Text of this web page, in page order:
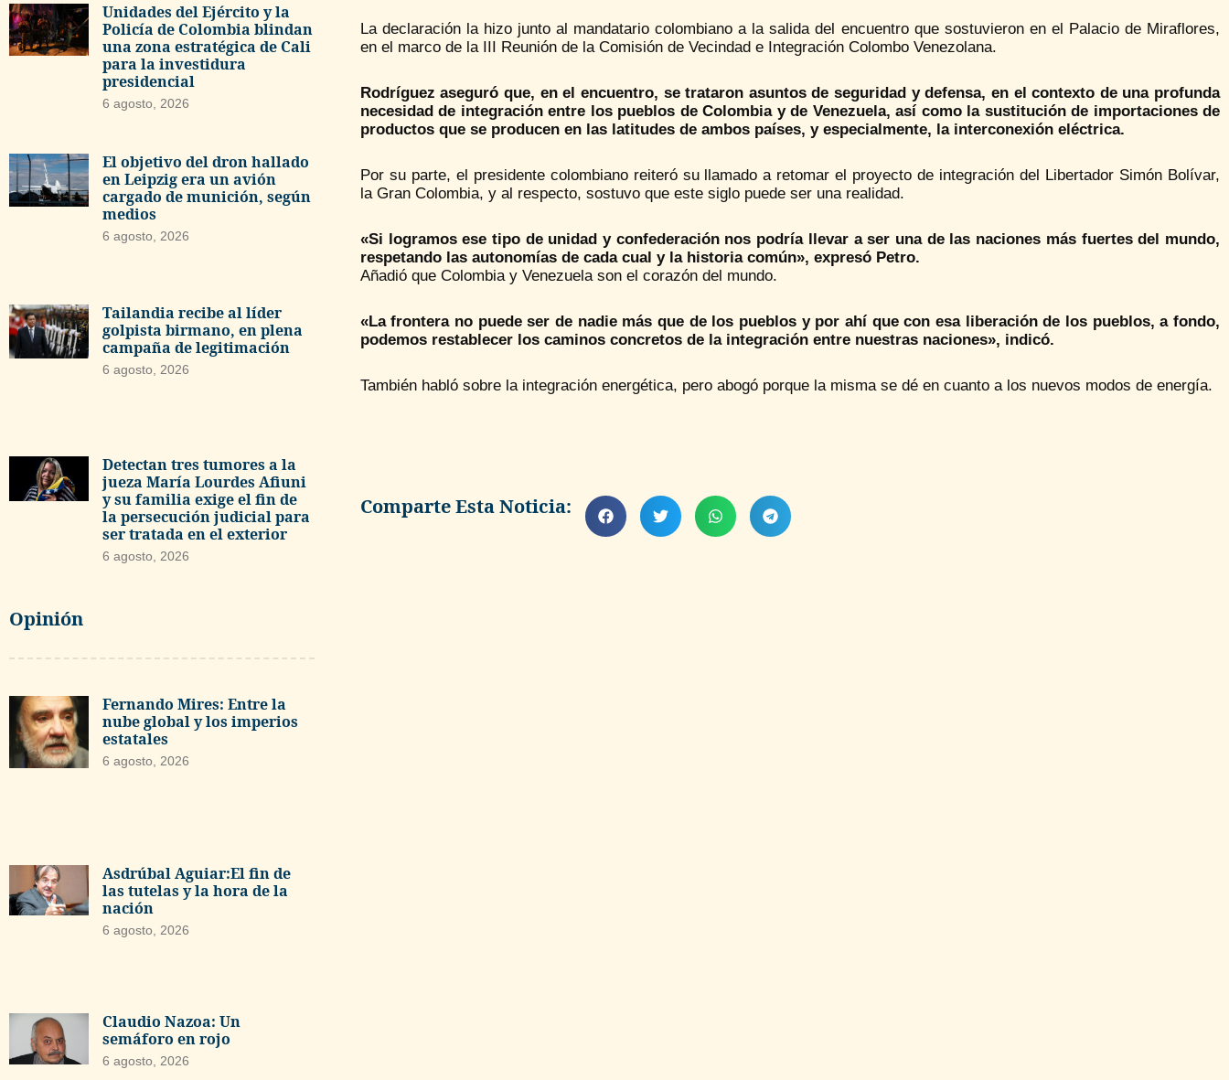
Unidades del Ejército y la
Policía de Colombia blindan
una zona estratégica de Cali
para la investidura
presidencial
6 agosto, 2026
El objetivo del dron hallado
en Leipzig era un avión
cargado de munición, según
medios
6 agosto, 2026
Tailandia recibe al líder
golpista birmano, en plena
campaña de legitimación
6 agosto, 2026
Detectan tres tumores a la
jueza María Lourdes Afiuni
y su familia exige el fin de
la persecución judicial para
ser tratada en el exterior
6 agosto, 2026
Opinión
Fernando Mires: Entre la
nube global y los imperios
estatales
6 agosto, 2026
Asdrúbal Aguiar:El fin de
las tutelas y la hora de la
nación
6 agosto, 2026
Claudio Nazoa: Un
semáforo en rojo
6 agosto, 2026
La declaración la hizo junto al mandatario colombiano a la salida del encuentro que sostuvieron en el Palacio de Miraflores,
en el marco de la III Reunión de la Comisión de Vecindad e Integración Colombo Venezolana.
Rodríguez aseguró que, en el encuentro, se trataron asuntos de seguridad y defensa, en el contexto de una profunda
necesidad de integración entre los pueblos de Colombia y de Venezuela, así como la sustitución de importaciones de
productos que se producen en las latitudes de ambos países, y especialmente, la interconexión eléctrica.
Por su parte, el presidente colombiano reiteró su llamado a retomar el proyecto de integración del Libertador Simón Bolívar,
la Gran Colombia, y al respecto, sostuvo que este siglo puede ser una realidad.
«Si logramos ese tipo de unidad y confederación nos podría llevar a ser una de las naciones más fuertes del mundo,
respetando las autonomías de cada cual y la historia común», expresó Petro.
Añadió que Colombia y Venezuela son el corazón del mundo.
«La frontera no puede ser de nadie más que de los pueblos y por ahí que con esa liberación de los pueblos, a fondo,
podemos restablecer los caminos concretos de la integración entre nuestras naciones», indicó.
También habló sobre la integración energética, pero abogó porque la misma se dé en cuanto a los nuevos modos de energía.
Comparte Esta Noticia: